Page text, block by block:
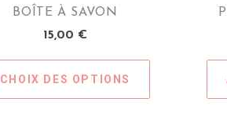
BOÎTE À SAVON
15,00 €
CHOIX DES OPTIONS
Ce
produit